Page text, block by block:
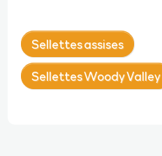
Sellettes assises
Sellettes Woody Valley